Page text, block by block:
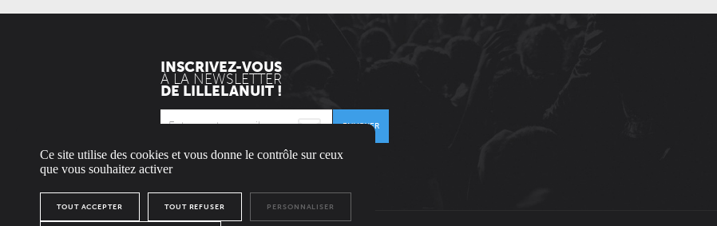
INSCRIVEZ-VOUS
À LA NEWSLETTER
DE LILLELANUIT !
ENVOYER
* Envoyée uniquement le mercredi.
Ce site utilise des cookies et vous donne le contrôle sur ceux
que vous souhaitez activer
TOUT ACCEPTER TOUT REFUSER PERSONNALISER